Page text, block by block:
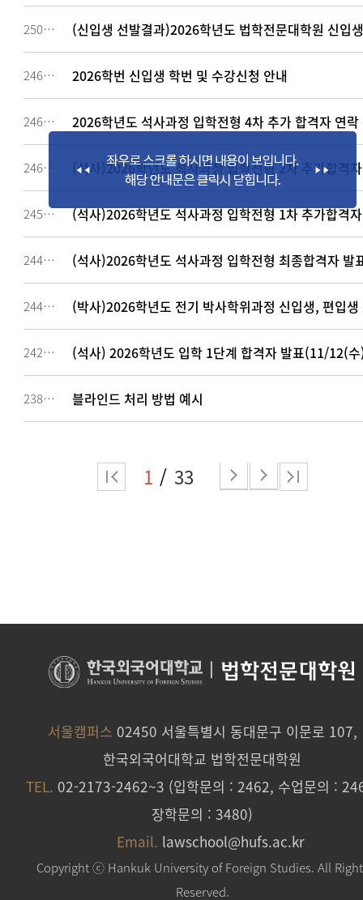
250305 (신입생 선발결과)2026학년도 법학전문대학원 신입
246953 2026학번 신입생 학번 및 수강신청 안내
246308 2026학년도 석사과정 입학전형 4차 추가 합격자 연락
246037 (석사)2026학년도 석사과정 입학전형 2차 추가합격
245712 (석사)2026학년도 석사과정 입학전형 1차 추가합격
244411 (석사)2026학년도 석사과정 입학전형 최종합격자
244024 (박사)2026학년도 전기 박사학위과정 신입생, 편입생
242455 (석사) 2026학년도 입학 1단계 합격자 발표(11/12(
238978 블라인드 처리 방법 예시
1 33
법학전문대학원
서울캠퍼스 02450 서울특별시 동대문구 이문로 107,
한국외국어대학교 법학전문대학원
TEL. 02-2173-2462~3 (입학문의 : 2462, 수업문의 :
장학문의 : 3480)
Email. lawschool@hufs.ac.kr
Copyright ⓒ Hankuk University of Foreign Studies. All
Reserved.